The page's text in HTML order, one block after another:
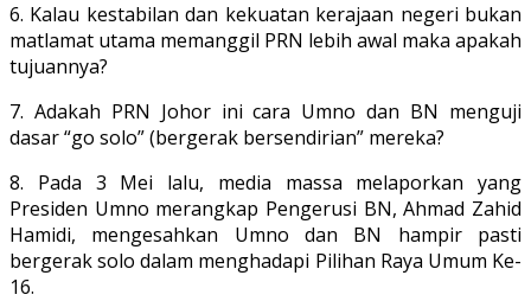
6. Kalau kestabilan dan kekuatan kerajaan negeri bukan
matlamat utama memanggil PRN lebih awal maka apakah
tujuannya?
7. Adakah PRN Johor ini cara Umno dan BN menguji
dasar “go solo” (bergerak bersendirian” mereka?
8. Pada 3 Mei lalu, media massa melaporkan yang
Presiden Umno merangkap Pengerusi BN, Ahmad Zahid
Hamidi, mengesahkan Umno dan BN hampir pasti
bergerak solo dalam menghadapi Pilihan Raya Umum Ke-
16.